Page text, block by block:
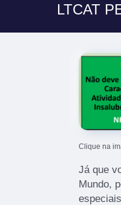
LTCAT
Clique na
Já que
Mundo,